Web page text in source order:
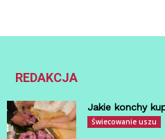
REDAKCJA
Jakie konchy
Świecowanie uszu